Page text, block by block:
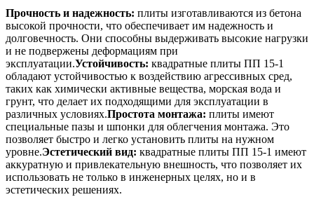
Прочность и надежность: плиты изготавливаются из бетона
высокой прочности, что обеспечивает им надежность и
долговечность. Они способны выдерживать высокие нагрузки
и не подвержены деформациям при
эксплуатации.Устойчивость: квадратные плиты ПП 15-1
обладают устойчивостью к воздействию агрессивных сред,
таких как химически активные вещества, морская вода и
грунт, что делает их подходящими для эксплуатации в
различных условиях.Простота монтажа: плиты имеют
специальные пазы и шпонки для облегчения монтажа. Это
позволяет быстро и легко установить плиты на нужном
уровне.Эстетический вид: квадратные плиты ПП 15-1 имеют
аккуратную и привлекательную внешность, что позволяет их
использовать не только в инженерных целях, но и в
эстетических решениях.